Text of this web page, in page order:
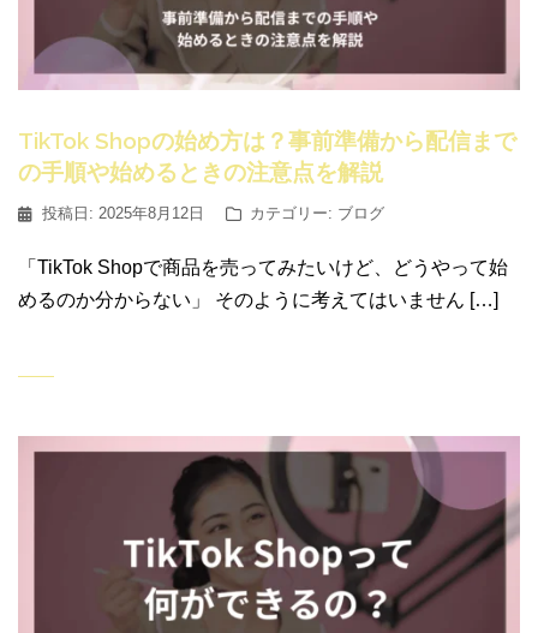
TikTok Shopの始め方は？事前準備から配信まで
の手順や始めるときの注意点を解説
投稿日: 2025年8月12日 カテゴリー: ブログ
「TikTok Shopで商品を売ってみたいけど、どうやって始
めるのか分からない」 そのように考えてはいません […]